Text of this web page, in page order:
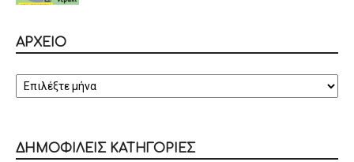
ΑΡΧΕΙΟ
ΔΗΜΟΦΙΛΕΙΣ ΚΑΤΗΓΟΡΙΕΣ